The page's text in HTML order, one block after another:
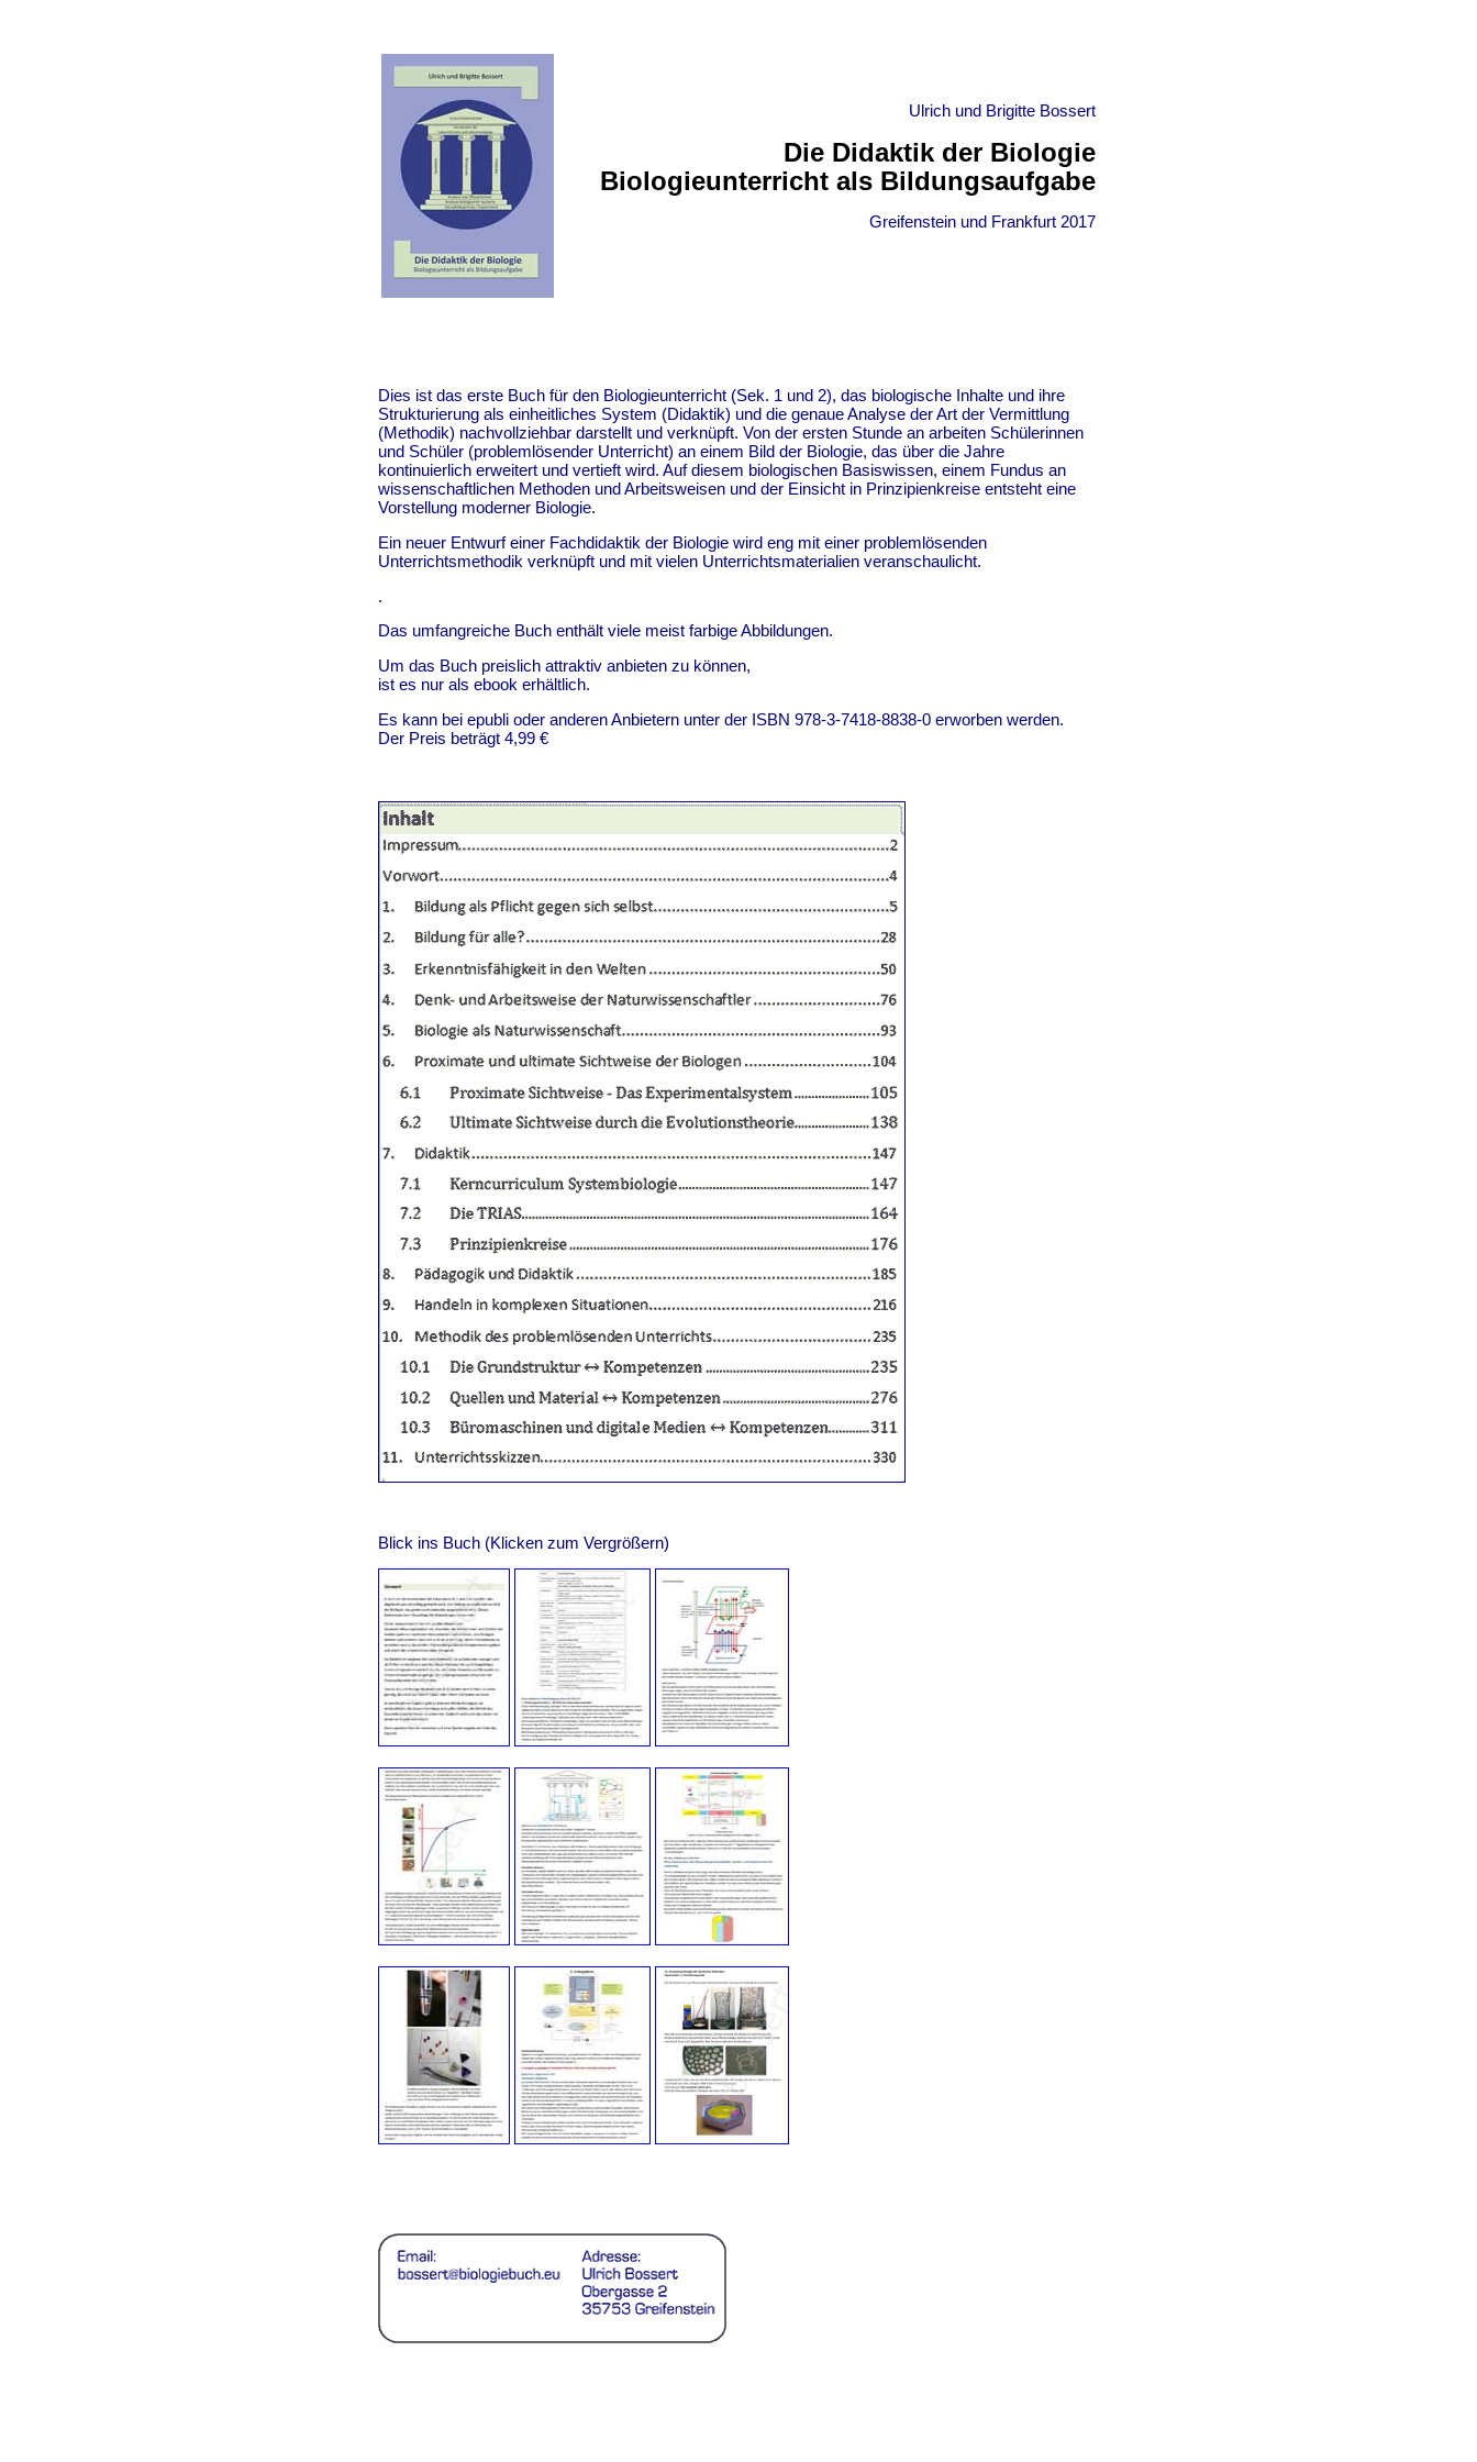
Ulrich und Brigitte Bossert
Die Didaktik der Biologie
Biologieunterricht als Bildungsaufgabe
Greifenstein und Frankfurt 2017
Dies ist das erste Buch für den Biologieunterricht (Sek. 1 und 2), das biologische Inhalte und ihre
Strukturierung als einheitliches System (Didaktik) und die genaue Analyse der Art der Vermittlung
(Methodik) nachvollziehbar darstellt und verknüpft. Von der ersten Stunde an arbeiten Schülerinnen
und Schüler (problemlösender Unterricht) an einem Bild der Biologie, das über die Jahre
kontinuierlich erweitert und vertieft wird. Auf diesem biologischen Basiswissen, einem Fundus an
wissenschaftlichen Methoden und Arbeitsweisen und der Einsicht in Prinzipienkreise entsteht eine
Vorstellung moderner Biologie.
Ein neuer Entwurf einer Fachdidaktik der Biologie wird eng mit einer problemlösenden
Unterrichtsmethodik verknüpft und mit vielen Unterrichtsmaterialien veranschaulicht.
.
Das umfangreiche Buch enthält viele meist farbige Abbildungen.
Um das Buch preislich attraktiv anbieten zu können,
ist es nur als ebook erhältlich.
Es kann bei epubli oder anderen Anbietern unter der ISBN 978-3-7418-8838-0 erworben werden.
Der Preis beträgt 4,99 €
Blick ins Buch (Klicken zum Vergrößern)